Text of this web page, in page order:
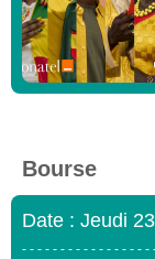
Bourse
Date : Jeudi
- - - - - - - - - - - - - - - - -